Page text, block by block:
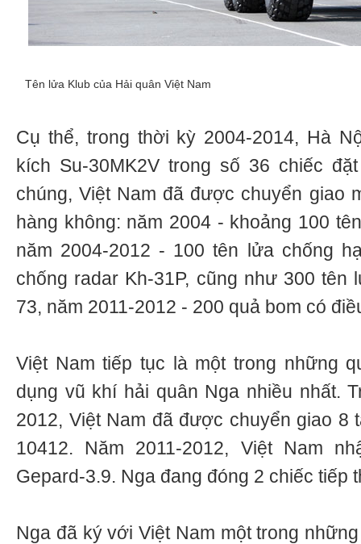
Tên lửa Klub của Hải quân Việt Nam
Cụ thể, trong thời kỳ 2004-2014, Hà
kích Su-30MK2V trong số 36 chiếc
chúng, Việt Nam đã được chuyển giao
hàng không: năm 2004 - khoảng 100
năm 2004-2012 - 100 tên lửa chống
chống radar Kh-31P, cũng như 300 tên
73, năm 2011-2012 - 200 quả bom có
Việt Nam tiếp tục là một trong những
dụng vũ khí hải quân Nga nhiều nhất.
2012, Việt Nam đã được chuyển giao 8
10412. Năm 2011-2012, Việt Nam
Gepard-3.9. Nga đang đóng 2 chiếc tiếp
Nga đã ký với Việt Nam một trong